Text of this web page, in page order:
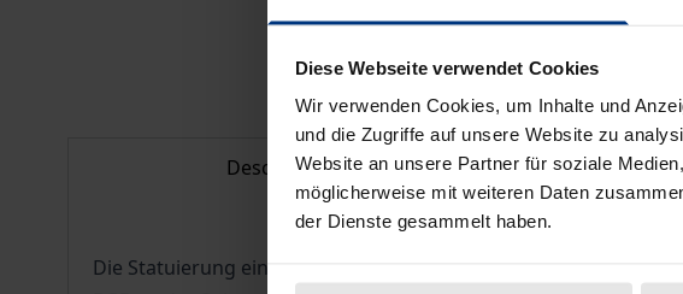
Diese Webseite verwendet Cookies
Wir verwenden Cookies, um Inhalte und
und die Zugriffe auf unsere Website zu
Website an unsere Partner für soziale
möglicherweise mit weiteren Daten
der Dienste gesammelt haben.
Description
Die Statuierung eines umfassenden Anspruchsausschlusses